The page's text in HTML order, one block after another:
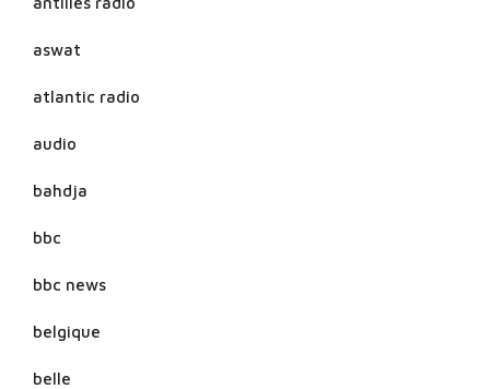
aswat
atlantic radio
audio
bahdja
bbc
bbc news
belgique
belle